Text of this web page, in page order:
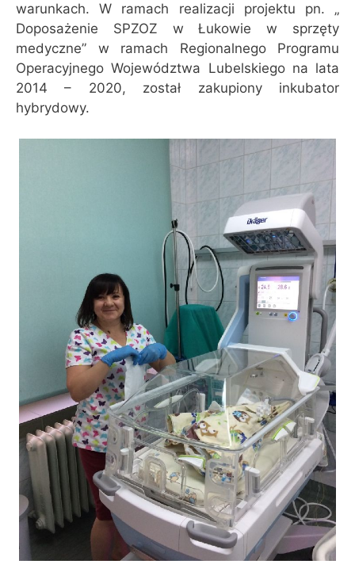
warunkach. W ramach realizacji projektu pn. „
Doposażenie SPZOZ w Łukowie w sprzęty
medyczne” w ramach Regionalnego Programu
Operacyjnego Województwa Lubelskiego na lata
2014 – 2020, został zakupiony inkubator
hybrydowy.